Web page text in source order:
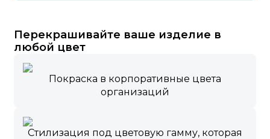
Перекрашивайте ваше изделие в
любой цвет
Покраска в корпоративные цвета
организаций
Стилизация под цветовую гамму, которая